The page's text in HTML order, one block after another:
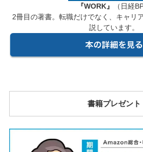
『WORK』
（日経BP
2冊目の著書。転職だけでなく、キャリ
説しています。
書籍プレゼント